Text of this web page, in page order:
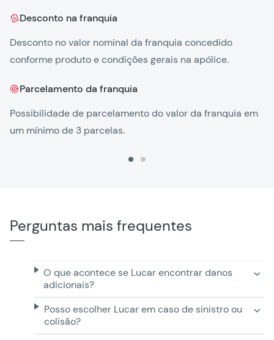
Desconto na franquia
Desconto no valor nominal da franquia concedido
conforme produto e condições gerais na apólice.
Parcelamento da franquia
Possibilidade de parcelamento do valor da franquia em
um mínimo de 3 parcelas.
Perguntas mais frequentes
O que acontece se Lucar encontrar danos
adicionais?
Posso escolher Lucar em caso de sinistro ou
colisão?